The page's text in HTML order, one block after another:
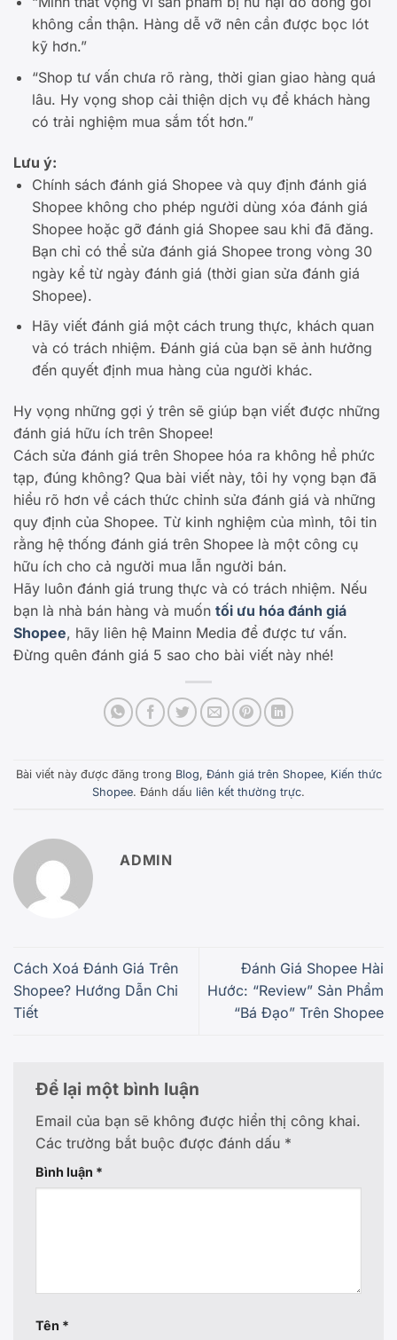
không cẩn thận. Hàng dễ vỡ nên cần được bọc lót
kỹ hơn.”
“Shop tư vấn chưa rõ ràng, thời gian giao hàng quá
lâu. Hy vọng shop cải thiện dịch vụ để khách hàng
có trải nghiệm mua sắm tốt hơn.”
Lưu ý:
Chính sách đánh giá Shopee và quy định đánh giá
Shopee không cho phép người dùng xóa đánh giá
Shopee hoặc gỡ đánh giá Shopee sau khi đã đăng.
Bạn chỉ có thể sửa đánh giá Shopee trong vòng 30
ngày kể từ ngày đánh giá (thời gian sửa đánh giá
Shopee).
Hãy viết đánh giá một cách trung thực, khách quan
và có trách nhiệm. Đánh giá của bạn sẽ ảnh hưởng
đến quyết định mua hàng của người khác.
Hy vọng những gợi ý trên sẽ giúp bạn viết được những
đánh giá hữu ích trên Shopee!
Cách sửa đánh giá trên Shopee hóa ra không hề phức
tạp, đúng không? Qua bài viết này, tôi hy vọng bạn đã
hiểu rõ hơn về cách thức chỉnh sửa đánh giá và những
quy định của Shopee. Từ kinh nghiệm của mình, tôi tin
rằng hệ thống đánh giá trên Shopee là một công cụ
hữu ích cho cả người mua lẫn người bán.
Hãy luôn đánh giá trung thực và có trách nhiệm. Nếu
bạn là nhà bán hàng và muốn tối ưu hóa đánh giá
Shopee, hãy liên hệ Mainn Media để được tư vấn.
Đừng quên đánh giá 5 sao cho bài viết này nhé!
Bài viết này được đăng trong Blog, Đánh giá trên Shopee, Kiến thức
Shopee. Đánh dấu liên kết thường trực.
ADMIN
Cách Xoá Đánh Giá Trên
Shopee? Hướng Dẫn Chi
Tiết
Đánh Giá Shopee Hài
Hước: “Review” Sản Phẩm
“Bá Đạo” Trên Shopee
Để lại một bình luận
Email của bạn sẽ không được hiển thị công khai.
Các trường bắt buộc được đánh dấu *
Bình luận *
Tên *